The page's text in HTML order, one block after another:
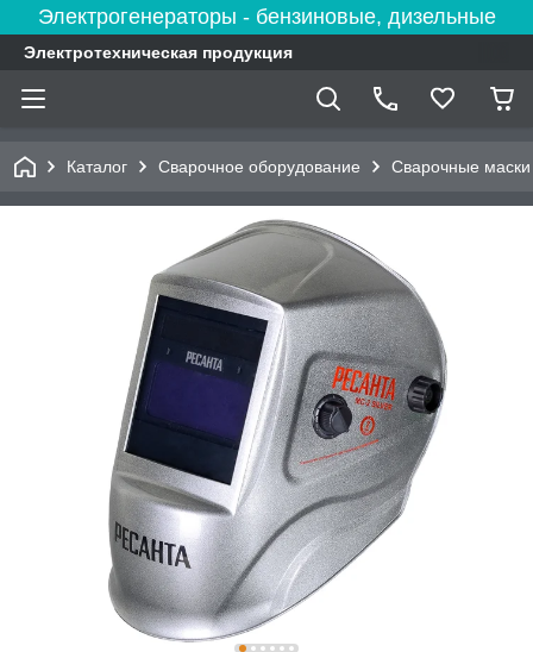
Электрогенераторы - бензиновые, дизельные
Электротехническая продукция
Каталог Сварочное оборудование Сварочные маски